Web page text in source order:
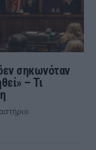
σηκωνόταν
– Τι